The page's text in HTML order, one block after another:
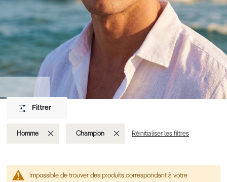
Impossible de trouver des produits correspondant à votre
Filtrer
Homme Supprimer
Élément
Champion Supprimer
Élément
Réinitialiser les filtres